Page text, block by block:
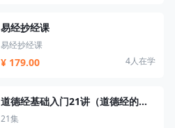
易经抄经课
易经抄经课
¥ 179.00 4人在学
道德经基础入门21讲（道德经的奥秘）
21集